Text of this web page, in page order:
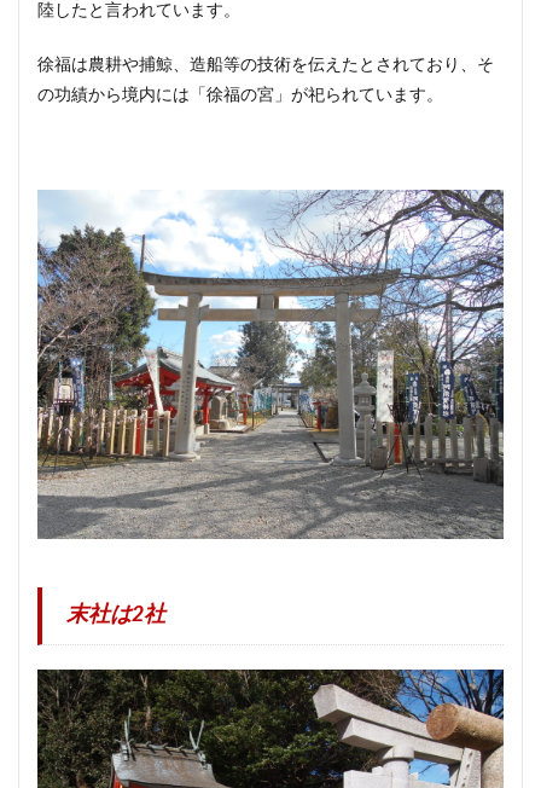
陸したと言われています。
徐福は農耕や捕鯨、造船等の技術を伝えたとされており、そ
の功績から境内には「徐福の宮」が祀られています。
末社は2社